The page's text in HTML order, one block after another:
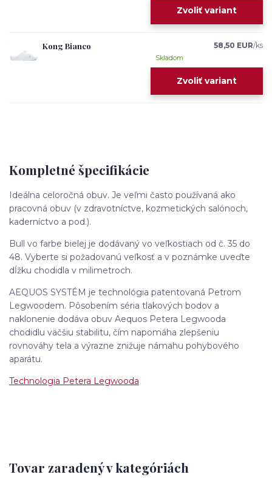
Zvoliť variant
Kong Bianco 58,50 EUR/ks
Skladom
Zvoliť variant
Kompletné špecifikácie
Ideálna celoročná obuv. Je veľmi často používaná ako
pracovná obuv (v zdravotníctve, kozmetických salónoch,
kaderníctvo a pod.).
Bull vo farbe bielej je dodávaný vo veľkostiach od č. 35 do
48. Vyberte si požadovanú veľkosť a v poznámke uveďte
dĺžku chodidla v milimetroch.
AEQUOS SYSTÉM je technológia patentovaná Petrom
Legwoodem. Pôsobením séria tlakových bodov a
naklonenie dodáva obuv Aequos Petera Legwooda
chodidlu väčšiu stabilitu, čím napomáha zlepšeniu
rovnováhy tela a výrazne znižuje námahu pohybového
aparátu.
Technologia Petera Legwooda
Tovar zaradený v kategóriách